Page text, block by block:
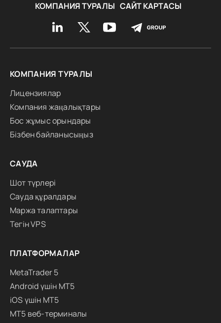
КОМПАНИЯ ТУРАЛЫ САЙТ КАРТАСЫ
КОМПАНИЯ ТУРАЛЫ
Лицензиялар
Компания жаңалықтары
Бос жұмыс орындары
Бізбен байланысыңыз
САУДА
Шот түрлері
Сауда құралдары
Маржа талаптары
Тегін VPS
ПЛАТФОРМАЛАР
MetaTrader 5
Android үшін MT5
iOS үшін MT5
MT5 веб-терминалы